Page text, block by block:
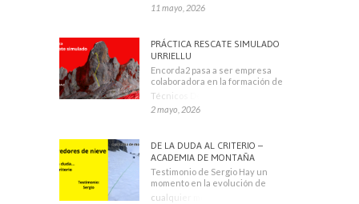
11 mayo, 2026
PRÁCTICA RESCATE SIMULADO
URRIELLU
Encorda2 pasa a ser empresa
colaboradora en la formación de
Técnicos Deportivos
2 mayo, 2026
DE LA DUDA AL CRITERIO –
ACADEMIA DE MONTAÑA
Testimonio de Sergio Hay un
momento en la evolución de
cualquier montañero